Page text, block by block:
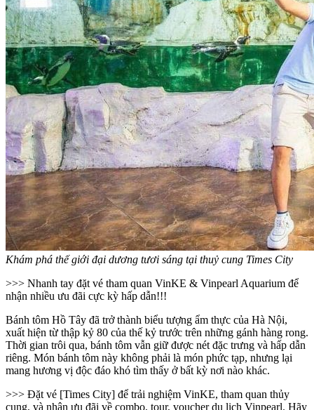
Khám phá thế giới đại dương tươi sáng tại thuỷ cung Times City
>>> Nhanh tay đặt vé tham quan VinKE & Vinpearl Aquarium để
nhận nhiều ưu đãi cực kỳ hấp dẫn!!!
Bánh tôm Hồ Tây đã trở thành biểu tượng ẩm thực của Hà Nội,
xuất hiện từ thập kỷ 80 của thế kỷ trước trên những gánh hàng rong.
Thời gian trôi qua, bánh tôm vẫn giữ được nét đặc trưng và hấp dẫn
riêng. Món bánh tôm này không phải là món phức tạp, nhưng lại
mang hương vị độc đáo khó tìm thấy ở bất kỳ nơi nào khác.
>>> Đặt vé [Times City] để trải nghiệm VinKE, tham quan thủy
cung, và nhận ưu đãi về combo, tour, voucher du lịch Vinpearl. Hãy